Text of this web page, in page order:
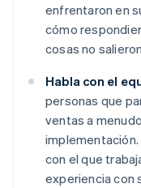
enfrentaron en
cómo
cosas no
Habla con el
personas que
ventas a
con el que
experiencia con